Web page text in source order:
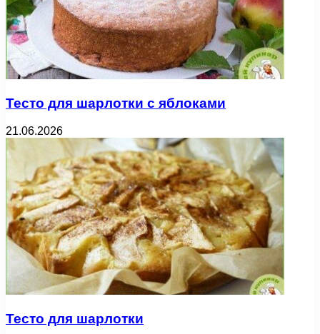
Тесто для шарлотки с яблоками
21.06.2026
Тесто для шарлотки